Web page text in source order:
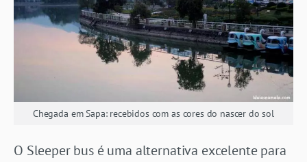
Chegada em Sapa: recebidos com as cores do nascer do sol
O Sleeper bus é uma alternativa excelente para